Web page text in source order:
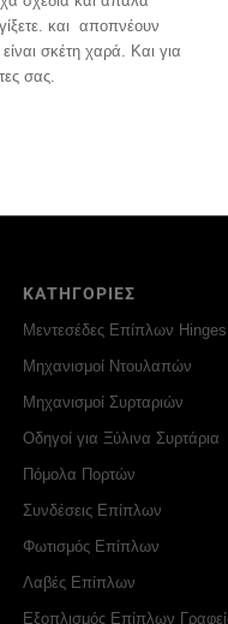
και αποπνέουν
σκέτη χαρά. Και για
σας.
ΚΑΤΗΓΟΡΙΕΣ
Μεντεσέδες Επίπλων Hinges
Μηχανισμοί Ντουλαπών
Μηχανισμοί Συρταριών
Οδηγοί για Ξύλινα Συρτάρια
Πόμολα Πορτών
Συνδέσεις Επίπλων
Φωτισμός Επίπλων
Λαβές Επίπλων
Εξοπλισμός Επίπλων